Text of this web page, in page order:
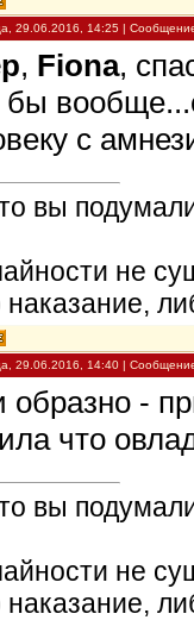
29.06.2016, 14:25 |
, Fiona,
с
вы
не
29.06.2016, 14:40 |
образно -
что
вы
не